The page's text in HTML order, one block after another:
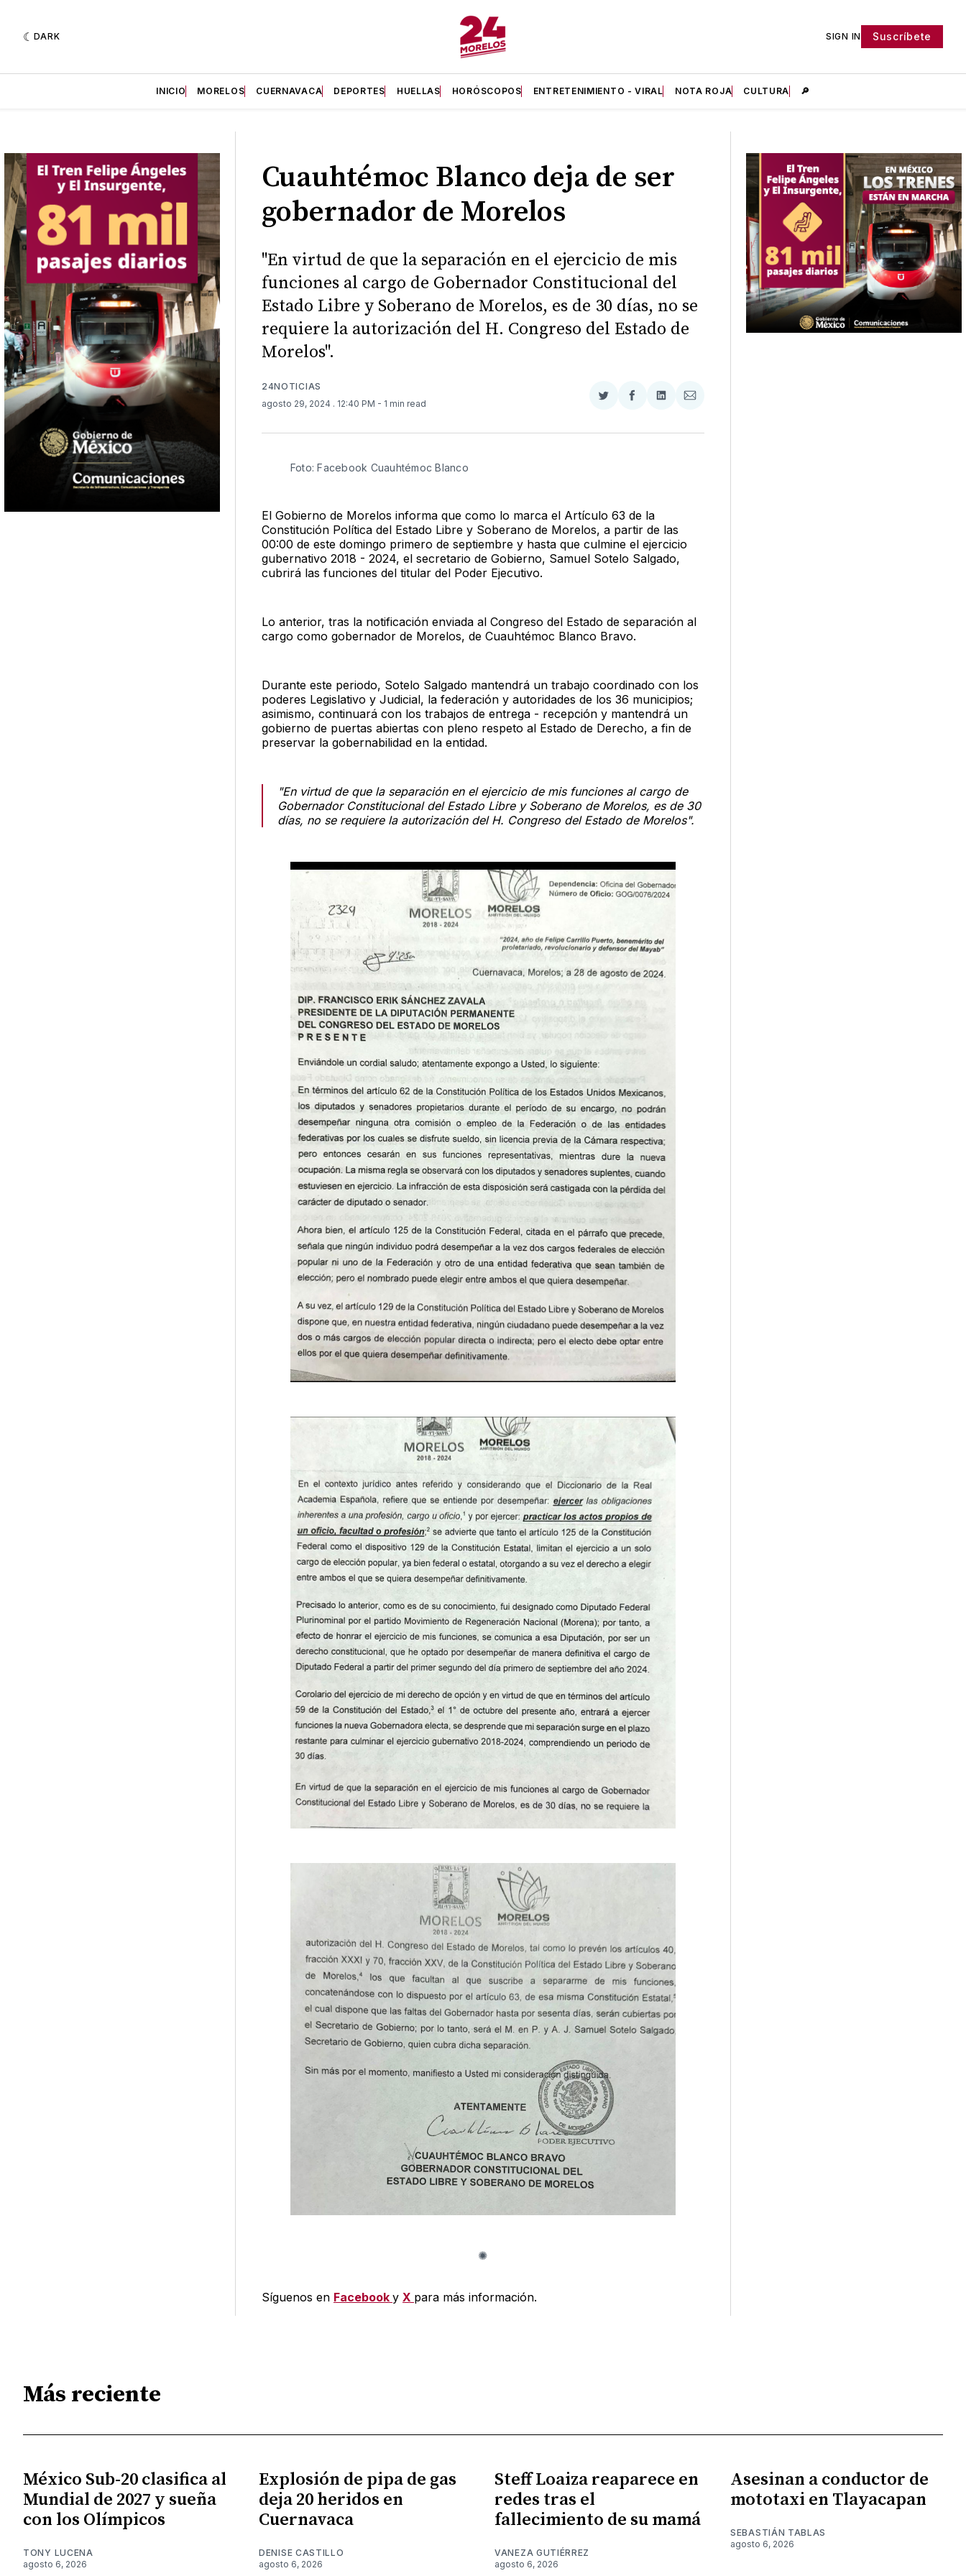
DARK SIGN IN Suscríbete
INICIO MORELOS CUERNAVACA DEPORTES HUELLAS HORÓSCOPOS ENTRETENIMIENTO - VIRAL NOTA ROJA CULTURA 🔎
Cuauhtémoc Blanco deja de ser
gobernador de Morelos
"En virtud de que la separación en el ejercicio de mis
funciones al cargo de Gobernador Constitucional del
Estado Libre y Soberano de Morelos, es de 30 días, no se
requiere la autorización del H. Congreso del Estado de
Morelos".
24NOTICIAS
agosto 29, 2024 . 12:40 PM - 1 min read
Compartir
Twitter
Compartir
Facebook
Compartir
LinkedIn
Compartir
Email
Foto: Facebook Cuauhtémoc Blanco
El Gobierno de Morelos informa que como lo marca el Artículo 63 de la
Constitución Política del Estado Libre y Soberano de Morelos, a partir de las
00:00 de este domingo primero de septiembre y hasta que culmine el ejercicio
gubernativo 2018 - 2024, el secretario de Gobierno, Samuel Sotelo Salgado,
cubrirá las funciones del titular del Poder Ejecutivo.
Lo anterior, tras la notificación enviada al Congreso del Estado de separación al
cargo como gobernador de Morelos, de Cuauhtémoc Blanco Bravo.
Durante este periodo, Sotelo Salgado mantendrá un trabajo coordinado con los
poderes Legislativo y Judicial, la federación y autoridades de los 36 municipios;
asimismo, continuará con los trabajos de entrega - recepción y mantendrá un
gobierno de puertas abiertas con pleno respeto al Estado de Derecho, a fin de
preservar la gobernabilidad en la entidad.
"En virtud de que la separación en el ejercicio de mis funciones al cargo de
Gobernador Constitucional del Estado Libre y Soberano de Morelos, es de 30
días, no se requiere la autorización del H. Congreso del Estado de Morelos".
Síguenos en Facebook y X para más información.
Más reciente
México Sub-20 clasifica al
Mundial de 2027 y sueña
con los Olímpicos
TONY LUCENA
agosto 6, 2026
Explosión de pipa de gas
deja 20 heridos en
Cuernavaca
DENISE CASTILLO
agosto 6, 2026
Steff Loaiza reaparece en
redes tras el
fallecimiento de su mamá
VANEZA GUTIÉRREZ
agosto 6, 2026
Asesinan a conductor de
mototaxi en Tlayacapan
SEBASTIÁN TABLAS
agosto 6, 2026